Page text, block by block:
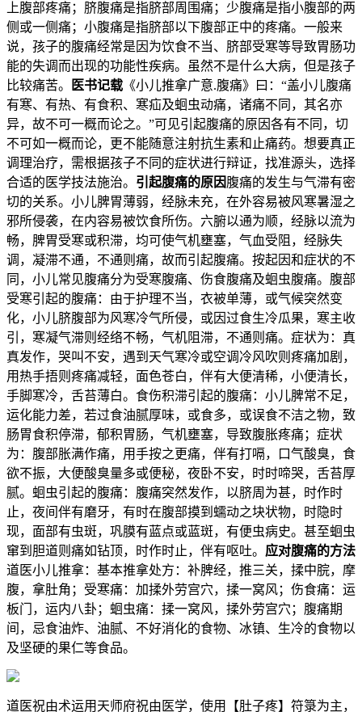
上腹部疼痛；脐腹痛是指脐部周围痛；少腹痛是指小腹部的两
侧或一侧痛；小腹痛是指脐部以下腹部正中的疼痛。一般来
说，孩子的腹痛经常是因为饮食不当、脐部受寒等导致胃肠功
能的失调而出现的功能性疾病。虽然不是什么大病，但是孩子
比较痛苦。
医书记载 《小儿推拿广意.腹痛》曰：“盖小儿腹痛
有寒、有热、有食积、寒疝及蛔虫动痛，诸痛不同，其名亦
异，故不可一概而论之。”可见引起腹痛的原因各有不同，切
不可如一概而论，更不能随意注射抗生素和止痛药。想要真正
调理治疗，需根据孩子不同的症状进行辩证，找准源头，选择
合适的医学技法施治。 引起腹痛的原因腹痛的发生与气滞有密
切的关系。小儿脾胃薄弱，经脉未充，在外容易被风寒暑湿之
邪所侵袭，在内容易被饮食所伤。六腑以通为顺，经脉以流为
畅，脾胃受寒或积滞，均可使气机壅塞，气血受阻，经脉失
调，凝滞不通，不通则痛，故而引起腹痛。按起因和症状的不
同，小儿常见腹痛分为受寒腹痛、伤食腹痛及蛔虫腹痛。腹部
受寒引起的腹痛：由于护理不当，衣被单薄，或气候突然变
化，小儿脐腹部为风寒冷气所侵，或因过食生冷瓜果，寒主收
引，寒凝气滞则经络不畅，气机阻滞，不通则痛。症状为：真
真发作，哭叫不安，遇到天气寒冷或空调冷风吹则疼痛加剧，
用热手捂则疼痛减轻，面色苍白，伴有大便清稀，小便清长，
手脚寒冷，舌苔薄白。食伤积滞引起的腹痛：小儿脾常不足，
运化能力差，若过食油腻厚味，或食多，或误食不洁之物，致
肠胃食积停滞，郁积胃肠，气机壅塞，导致腹胀疼痛；症状
为：腹部胀满作痛，用手按之更痛，伴有打嗝，口气酸臭，食
欲不振，大便酸臭量多或便秘，夜卧不安，时时啼哭，舌苔厚
腻。蛔虫引起的腹痛：腹痛突然发作，以脐周为甚，时作时
止，夜间伴有磨牙，有时在腹部摸到蠕动之块状物，时隐时
现，面部有虫斑，巩膜有蓝点或蓝斑，有便虫病史。甚至蛔虫
窜到胆道则痛如钻顶，时作时止，伴有呕吐。 应对腹痛的方法
道医小儿推拿：基本推拿处方：补脾经，推三关，揉中脘，摩
腹，拿肚角；受寒痛：加揉外劳宫穴，揉一窝风；伤食痛：运
板门，运内八卦；蛔虫痛：揉一窝风，揉外劳宫穴；腹痛期
间，忌食油炸、油腻、不好消化的食物、冰镇、生冷的食物以
及坚硬的果仁等食品。
道医祝由术运用天师府祝由医学，使用【肚子疼】符箓为主，